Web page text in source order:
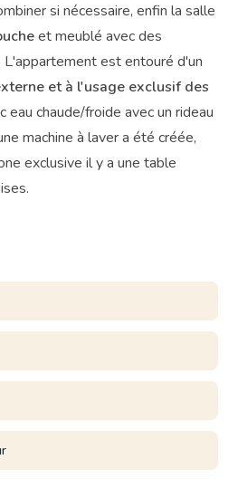
si nécessaire, enfin la salle
et meublé avec des
est entouré d'un
et à l'usage exclusif des
eau chaude/froide avec un rideau
machine à laver a été créée,
exclusive il y a une table